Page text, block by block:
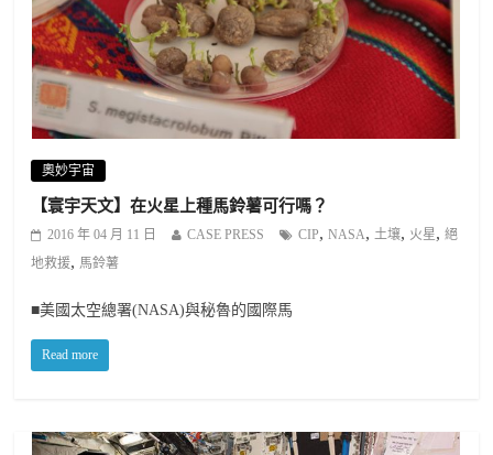
奧妙宇宙
【寰宇天文】在火星上種馬鈴薯可行嗎？
2016 年 04 月 11 日 CASE PRESS CIP,NASA,土壤, 火星,絕
地救援, 馬鈴薯
■美國太空總署(NASA)與秘魯的國際馬
Read more